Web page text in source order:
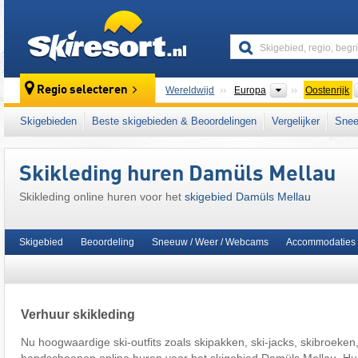
Regio selecteren Wereldwijd Europa Continenten
Oostenrijk
Dit skigebied ligt ook in: Bregenzer
het westen van Oostenrijk
Oostenrijkse Alpen
Skigebieden Beste skigebieden & Beoordelingen Vergelijker
Skikleding huren Damüls Mellau
Skikleding online huren voor het skigebied Damüls Mellau
Skigebied Beoordeling Sneeuw / Weer / Webcams Accommodaties
Verhuur skikleding
Nu hoogwaardige ski-outfits zoals skipakken, ski-jacks,